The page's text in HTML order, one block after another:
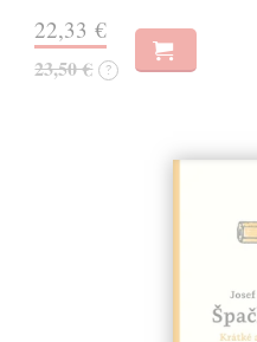
22,33 €
23,50 € ?